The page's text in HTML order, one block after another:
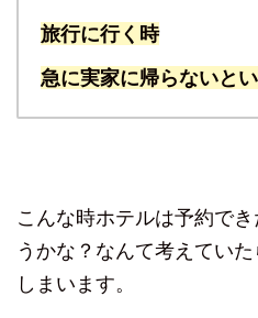
旅行に行く時
急に実家に帰らないと
こんな時ホテルは予約で
うかな？なんて考えてい
しまいます。